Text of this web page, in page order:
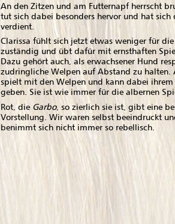
An den Zitzen und am Futternapf herrscht
tut sich dabei besonders hervor und hat sich
verdient.
Clarissa fühlt sich jetzt etwas weniger für
zuständig und übt dafür mit ernsthaften
Dazu gehört auch, als erwachsener Hund
zudringliche Welpen auf Abstand zu halten.
spielt mit den Welpen und kann dabei
geben. Sie ist wie immer für die albernen
Rot, die Garbo, so zierlich sie ist, gibt eine
Vorstellung. Wir waren selbst beeindruckt
benimmt sich nicht immer so rebellisch.